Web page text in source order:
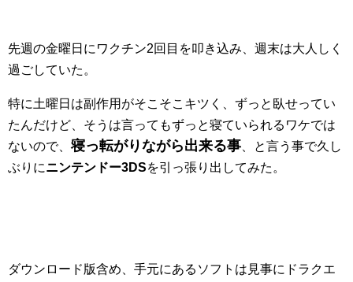
先週の金曜日にワクチン2回目を叩き込み、週末は大人しく
過ごしていた。
特に土曜日は副作用がそこそこキツく、ずっと臥せってい
たんだけど、そうは言ってもずっと寝ていられるワケでは
ないので、寝っ転がりながら出来る事 、と言う事で久し
ぶりにニンテンドー3DSを引っ張り出してみた。
ダウンロード版含め、手元にあるソフトは見事にドラクエ